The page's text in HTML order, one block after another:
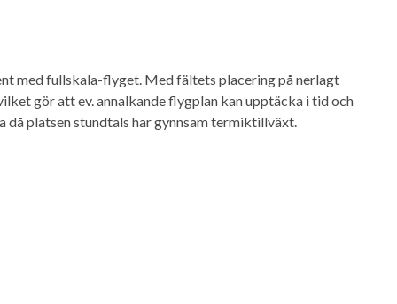
med fullskala-flyget. Med fältets placering på nerlagt
gör att ev. annalkande flygplan kan upptäcka i tid och
då platsen stundtals har gynnsam termiktillväxt.